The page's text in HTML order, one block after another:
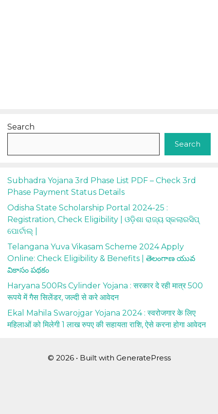
Search
Search
Subhadra Yojana 3rd Phase List PDF – Check 3rd
Phase Payment Status Details
Odisha State Scholarship Portal 2024-25 :
Registration, Check Eligibility | ଓଡ଼ିଶା ରାଜ୍ୟ ସ୍କଲାରସିପ୍
ପୋର୍ଟାଲ୍ |
Telangana Yuva Vikasam Scheme 2024 Apply
Online: Check Eligibility & Benefits | తెలంగాణ యువ
వికాసం పథకం
Haryana 500Rs Cylinder Yojana : सरकार दे रही मात्र 500
रूपये में गैस सिलेंडर, जल्दी से करे आवेदन
Ekal Mahila Swarojgar Yojana 2024 : स्वरोजगार के लिए
महिलाओं को मिलेगी 1 लाख रुपए की सहायता राशि, ऐसे करना होगा आवेदन
© 2026 • Built with GeneratePress